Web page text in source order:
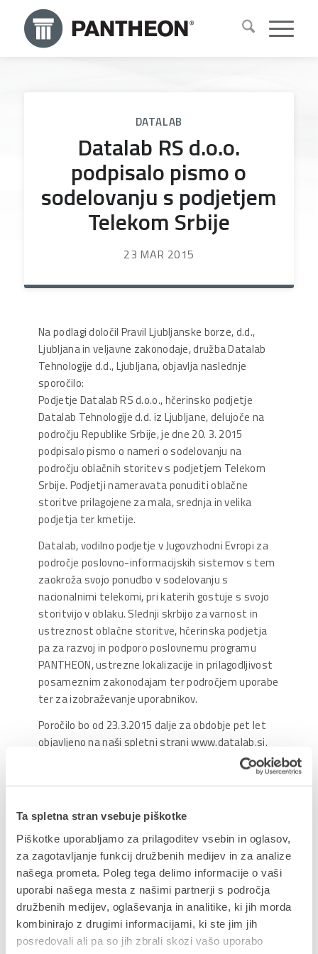
Ta spletna stran vsebuje piškotke
Piškotke uporabljamo za prilagoditev vsebin in oglasov,
za zagotavljanje funkcij družbenih medijev in za analize
našega prometa. Poleg tega delimo informacije o vaši
uporabi našega mesta z našimi partnerji s področja
družbenih medijev, oglaševanja in analitike, ki jih morda
kombinirajo z drugimi informacijami, ki ste jim jih
posredovali ali pa so jih zbrali skozi vašo uporabo
DATALAB
Datalab RS d.o.o.
podpisalo pismo o
sodelovanju s podjetjem
Telekom Srbije
23 MAR 2015
Na podlagi določil Pravil Ljubljanske borze, d.d.,
Ljubljana in veljavne zakonodaje, družba Datalab
Tehnologije d.d., Ljubljana, objavlja naslednje
sporočilo:
Podjetje Datalab RS d.o.o., hčerinsko podjetje
Datalab Tehnologije d.d. iz Ljubljane, delujoče na
področju Republike Srbije, je dne 20. 3. 2015
podpisalo pismo o nameri o sodelovanju na
področju oblačnih storitev s podjetjem Telekom
Srbije. Podjetji nameravata ponuditi oblačne
storitve prilagojene za mala, srednja in velika
podjetja ter kmetije.
Datalab, vodilno podjetje v Jugovzhodni Evropi za
področje poslovno-informacijskih sistemov s tem
zaokroža svojo ponudbo v sodelovanju s
nacionalnimi telekomi, pri katerih gostuje s svojo
storitvijo v oblaku. Slednji skrbijo za varnost in
ustreznost oblačne storitve, hčerinska podjetja
pa za razvoj in podporo poslovnemu programu
PANTHEON, ustrezne lokalizacije in prilagodljivost
posameznim zakonodajam ter področjem uporabe
ter za izobraževanje uporabnikov.
Poročilo bo od 23.3.2015 dalje za obdobje pet let
objavljeno na naši spletni strani www.datalab.si.
NAZAJ NA JAVNE OBJAVE